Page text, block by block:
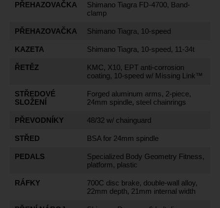
PŘEHAZOVAČKA
Shimano Tiagra FD-4700, Band-
clamp
PŘEHAZOVAČKA Shimano Tiagra, 10-speed
KAZETA Shimano Tiagra, 10-speed, 11-34t
ŘETĚZ
KMC, X10, EPT anti-corrosion
coating, 10-speed w/ Missing Link™
STŘEDOVÉ
SLOŽENÍ
Forged aluminum arms, 2-piece,
24mm spindle, steel chainrings
PŘEVODNÍKY 48/32 w/ chainguard
STŘED BSA for 24mm spindle
PEDALS
Specialized Body Geometry Fitness,
platform, plastic
RÁFKY
700C disc brake, double-wall alloy,
22mm depth, 21mm internal width